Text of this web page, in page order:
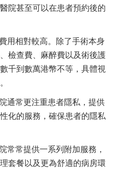
院甚至可以在患者預約後的
用相對較高。除了手術本身
檢查費、麻醉費以及術後護
千到數萬港幣不等，具體視
通常更注重患者隱私，提供
化的服務，確保患者的隱私
常常提供一系列附加服務，
套餐以及更為舒適的病房環